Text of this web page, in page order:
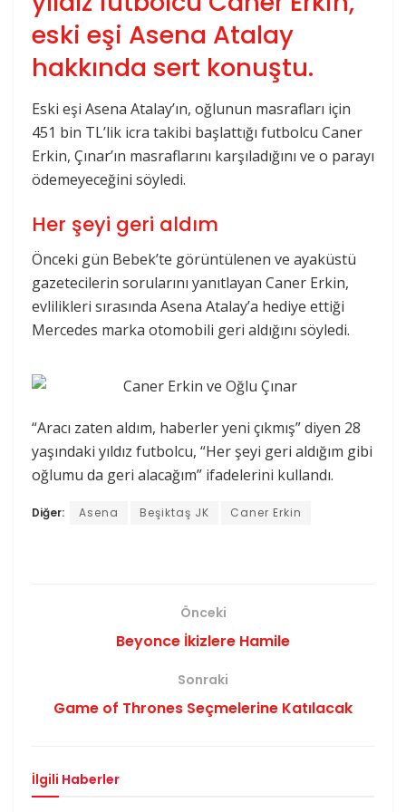
eski eşi Asena Atalay
hakkında sert konuştu.
Eski eşi Asena Atalay’ın, oğlunun masrafları için
451 bin TL’lik icra takibi başlattığı futbolcu Caner
Erkin, Çınar’ın masraflarını karşıladığını ve o parayı
ödemeyeceğini söyledi.
Her şeyi geri aldım
Önceki gün Bebek’te görüntülenen ve ayaküstü
gazetecilerin sorularını yanıtlayan Caner Erkin,
evlilikleri sırasında Asena Atalay’a hediye ettiği
Mercedes marka otomobili geri aldığını söyledi.
“Aracı zaten aldım, haberler yeni çıkmış” diyen 28
yaşındaki yıldız futbolcu, “Her şeyi geri aldığım gibi
oğlumu da geri alacağım” ifadelerini kullandı.
Diğer: Asena Beşiktaş JK Caner Erkin
Önceki
Beyonce İkizlere Hamile
Sonraki
Game of Thrones Seçmelerine Katılacak
İlgili Haberler